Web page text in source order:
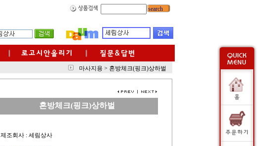
search
마사지용 > 혼방체크(핑크)상하벌
혼방체크(핑크)상하벌
제조회사 : 세림상사